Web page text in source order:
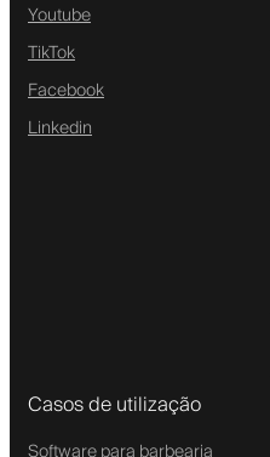
Youtube
TikTok
Facebook
Linkedin
Casos de utilização